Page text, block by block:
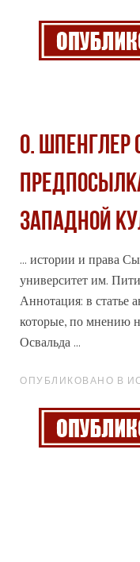
О. ШПЕНГЛЕР
ЗАПАДНОЙ
... истории и права
университет им.
Аннотация: в статье
которые, по мнению
Освальда ...
ОПУБЛИКОВАНО В